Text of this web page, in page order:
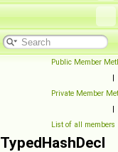
Public Member
|
Private Member
|
List of all members
TypedHashDecl